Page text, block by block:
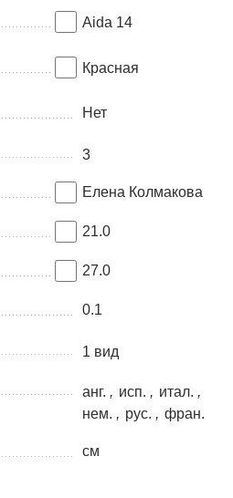
Aida 14
Красная
Нет
3
Елена Колмакова
21.0
27.0
0.1
1 вид
анг. , исп. , итал. ,
нем. , рус. , фран.
см